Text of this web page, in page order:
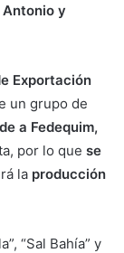
y
Exportación
un grupo de
a Fedequim,
por lo que se
la producción
“Sal Bahía” y